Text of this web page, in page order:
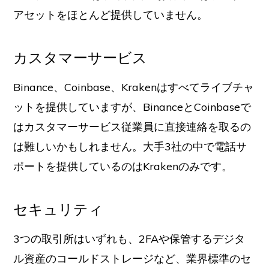
アセットをほとんど提供していません。
カスタマーサービス
Binance、Coinbase、Krakenはすべてライブチャ
ットを提供していますが、BinanceとCoinbaseで
はカスタマーサービス従業員に直接連絡を取るの
は難しいかもしれません。大手3社の中で電話サ
ポートを提供しているのはKrakenのみです。
セキュリティ
3つの取引所はいずれも、2FAや保管するデジタ
ル資産のコールドストレージなど、業界標準のセ